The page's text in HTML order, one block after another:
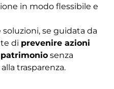
in modo flessibile e
se guidata da
di prevenire azioni
senza
trasparenza.